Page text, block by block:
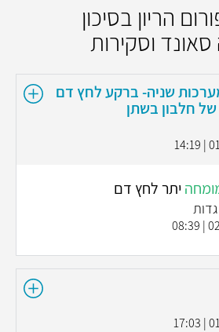
הריון בסיכון
וסקירות
שניה- ברקע לחץ דם
חלבון בשתן
יתר לחץ דם